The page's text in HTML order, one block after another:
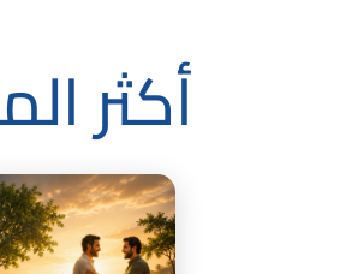
أكثر